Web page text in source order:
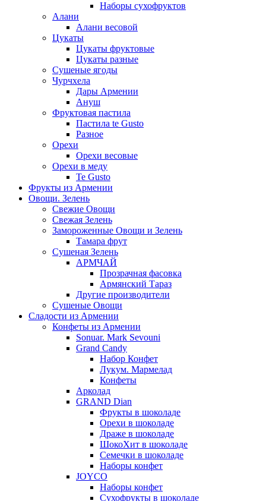
Наборы сухофруктов
Алани
Алани весовой
Цукаты
Цукаты фруктовые
Цукаты разные
Сушеные ягоды
Чурчхела
Дары Армении
Ануш
Фруктовая пастила
Пастила te Gusto
Разное
Орехи
Орехи весовые
Орехи в меду
Te Gusto
Фрукты из Армении
Овощи. Зелень
Свежие Овощи
Свежая Зелень
Замороженные Овощи и Зелень
Тамара фрут
Сушеная Зелень
АРМЧАЙ
Прозрачная фасовка
Армянский Тараз
Другие производители
Сушеные Овощи
Сладости из Армении
Конфеты из Армении
Sonuar. Mark Sevouni
Grand Candy
Набор Конфет
Лукум. Мармелад
Конфеты
Арколад
GRAND Dian
Фрукты в шоколаде
Орехи в шоколаде
Драже в шоколаде
ШокоХит в шоколаде
Семечки в шоколаде
Наборы конфет
JOYCO
Наборы конфет
Сухофрукты в шоколаде